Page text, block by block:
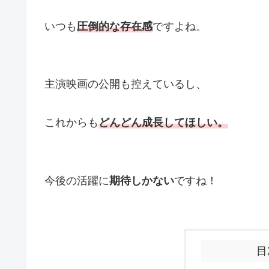
いつも圧倒的な存在感ですよね。
主演映画の公開も控えているし、
これからもどんどん成長してほしい。
今後の活躍に期待しかないですね！